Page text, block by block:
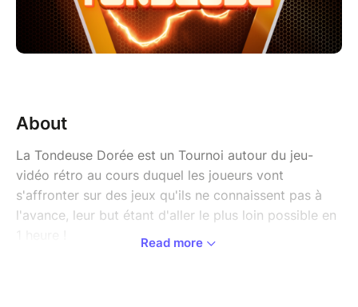
About
La Tondeuse Dorée est un Tournoi autour du jeu-
vidéo rétro au cours duquel les joueurs vont
s'affronter sur des jeux qu'ils ne connaissent pas à
l'avance, leur but étant d'aller le plus loin possible en
Read more